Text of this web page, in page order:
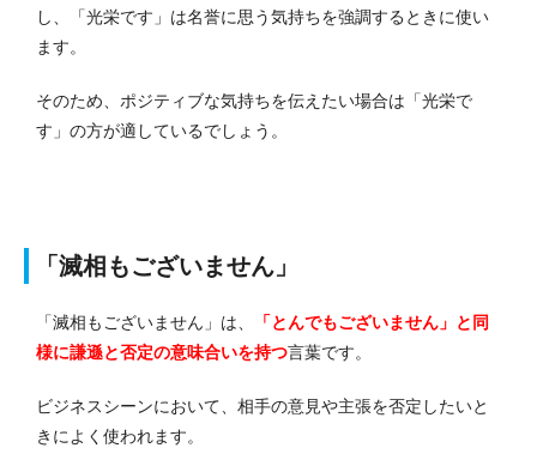
し、「光栄です」は名誉に思う気持ちを強調するときに使い
ます。
そのため、ポジティブな気持ちを伝えたい場合は「光栄で
す」の方が適しているでしょう。
「滅相もございません」
「滅相もございません」は、
「とんでもございません」と同
様に謙遜と否定の意味合いを持つ言葉です。
ビジネスシーンにおいて、相手の意見や主張を否定したいと
きによく使われます。